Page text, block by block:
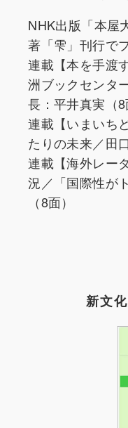
NHK出版「本屋
著「雫」刊行で
連載【本を手渡
洲ブックセンタ
長：平井真実（8
連載【いまいち
たりの未来／田
連載【海外レー
況／「国際性が
（8面）
新文